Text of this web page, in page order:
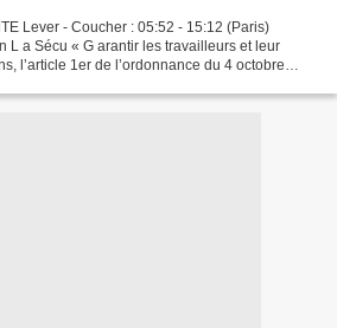
Lever - Coucher : 05:52 - 15:12 (Paris)
l’article 1er de l’ordonnance du 4 octobre